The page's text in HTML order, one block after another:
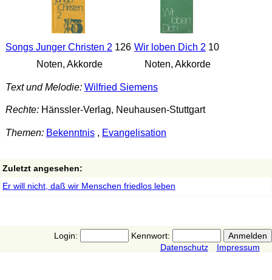
Songs Junger Christen 2 126
Noten, Akkorde
Wir loben Dich 2 10
Noten, Akkorde
Text und Melodie: Wilfried Siemens
Rechte:Hänssler-Verlag, Neuhausen-Stuttgart
Themen: Bekenntnis, Evangelisation
Zuletzt angesehen:
Er will nicht, daß wir Menschen friedlos leben
Login:
Kennwort:
Datenschutz
Impressum